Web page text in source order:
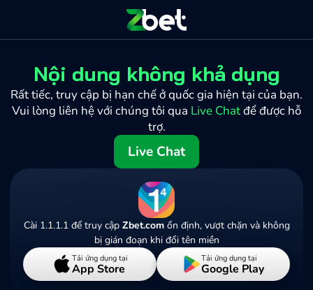
Nội dung không khả dụng
Rất tiếc, truy cập bị hạn chế ở quốc gia hiện tại của bạn.
Vui lòng liên hệ với chúng tôi qua Live Chatđể được hỗ
trợ.
Live Chat
Cài 1.1.1.1 để truy cập Zbet.comổn định, vượt chặn và không
bị gián đoạn khi đổi tên miền
Tải ứng dụng tại
App Store
Tải ứng dụng tại
Google Play